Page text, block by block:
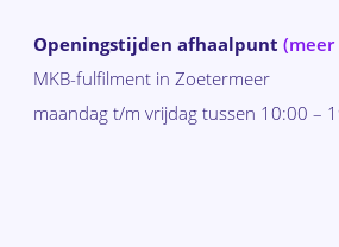
Openingstijden afhaalpunt
MKB-fulfilment in Zoetermeer
maandag t/m vrijdag tussen 10:00 –